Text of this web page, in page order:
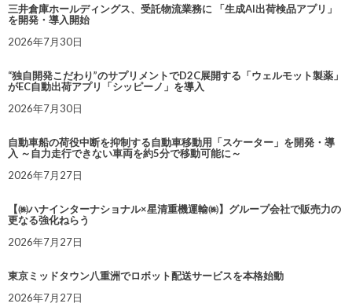
三井倉庫ホールディングス、受託物流業務に 「生成AI出荷検品アプリ」
を開発・導入開始
2026年7月30日
“独自開発こだわり”のサプリメントでD2C展開する「ウェルモット製薬」
がEC自動出荷アプリ「シッピーノ」を導入
2026年7月30日
自動車船の荷役中断を抑制する自動車移動用「スケーター」を開発・導
入 ～自力走行できない車両を約5分で移動可能に～
2026年7月27日
【㈱ハナインターナショナル×星清重機運輸㈱】グループ会社で販売力の
更なる強化ねらう
2026年7月27日
東京ミッドタウン八重洲でロボット配送サービスを本格始動
2026年7月27日